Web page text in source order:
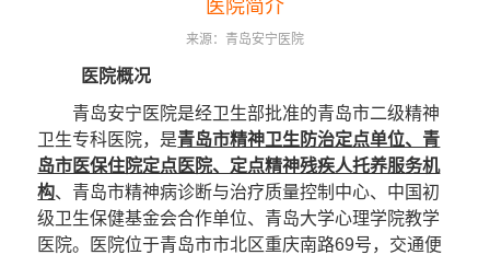
医院简介
来源：青岛安宁医院
医院概况
青岛安宁医院是经卫生部批准的青岛市二级精神
卫生专科医院，是青岛市精神卫生防治定点单位、青
岛市医保住院定点医院、定点精神残疾人托养服务机
构、青岛市精神病诊断与治疗质量控制中心、中国初
级卫生保健基金会合作单位、青岛大学心理学院教学
医院。医院位于青岛市市北区重庆南路69号，交通便